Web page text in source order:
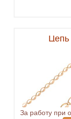
Цепь
За работу при